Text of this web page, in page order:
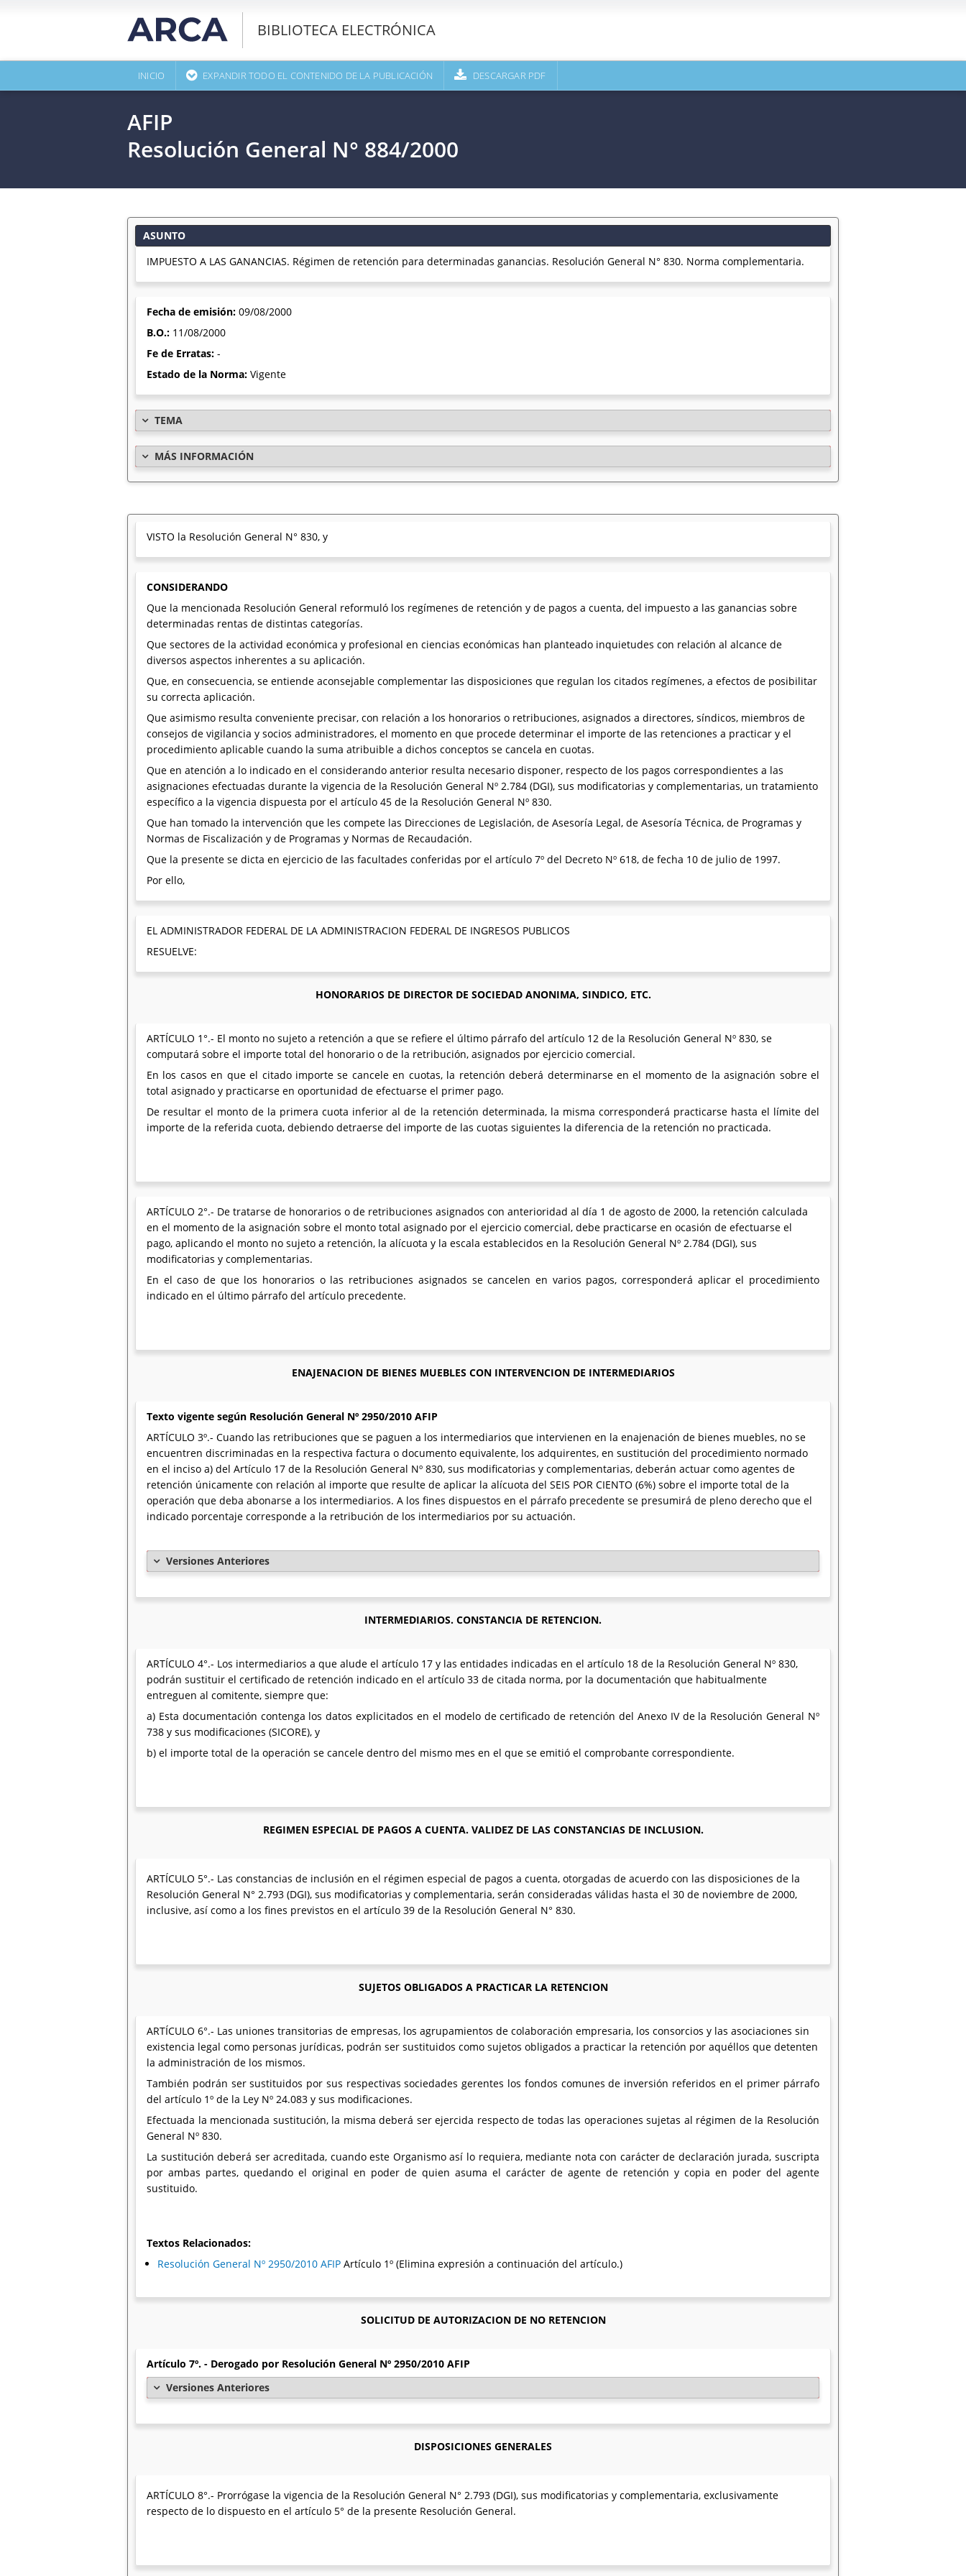
BIBLIOTECA ELECTRÓNICA
INICIO EXPANDIR TODO EL CONTENIDO DE LA PUBLICACIÓN DESCARGAR PDF
AFIP
Resolución General N° 884/2000
ASUNTO
IMPUESTO A LAS GANANCIAS. Régimen de retención para determinadas ganancias. Resolución General N° 830. Norma complementaria.
Fecha de emisión: 09/08/2000
B.O.: 11/08/2000
Fe de Erratas: -
Estado de la Norma: Vigente
TEMA
MÁS INFORMACIÓN
VISTO la Resolución General N° 830, y
CONSIDERANDO
Que la mencionada Resolución General reformuló los regímenes de retención y de pagos a cuenta, del impuesto a las ganancias sobre
determinadas rentas de distintas categorías.
Que sectores de la actividad económica y profesional en ciencias económicas han planteado inquietudes con relación al alcance de
diversos aspectos inherentes a su aplicación.
Que, en consecuencia, se entiende aconsejable complementar las disposiciones que regulan los citados regímenes, a efectos de posibilitar
su correcta aplicación.
Que asimismo resulta conveniente precisar, con relación a los honorarios o retribuciones, asignados a directores, síndicos, miembros de
consejos de vigilancia y socios administradores, el momento en que procede determinar el importe de las retenciones a practicar y el
procedimiento aplicable cuando la suma atribuible a dichos conceptos se cancela en cuotas.
Que en atención a lo indicado en el considerando anterior resulta necesario disponer, respecto de los pagos correspondientes a las
asignaciones efectuadas durante la vigencia de la Resolución General Nº 2.784 (DGI), sus modificatorias y complementarias, un tratamiento
específico a la vigencia dispuesta por el artículo 45 de la Resolución General Nº 830.
Que han tomado la intervención que les compete las Direcciones de Legislación, de Asesoría Legal, de Asesoría Técnica, de Programas y
Normas de Fiscalización y de Programas y Normas de Recaudación.
Que la presente se dicta en ejercicio de las facultades conferidas por el artículo 7º del Decreto Nº 618, de fecha 10 de julio de 1997.
Por ello,
EL ADMINISTRADOR FEDERAL DE LA ADMINISTRACION FEDERAL DE INGRESOS PUBLICOS
RESUELVE:
HONORARIOS DE DIRECTOR DE SOCIEDAD ANONIMA, SINDICO, ETC.
ARTÍCULO 1°.- El monto no sujeto a retención a que se refiere el último párrafo del artículo 12 de la Resolución General Nº 830, se
computará sobre el importe total del honorario o de la retribución, asignados por ejercicio comercial.
En los casos en que el citado importe se cancele en cuotas, la retención deberá determinarse en el momento de la asignación sobre el
total asignado y practicarse en oportunidad de efectuarse el primer pago.
De resultar el monto de la primera cuota inferior al de la retención determinada, la misma corresponderá practicarse hasta el límite del
importe de la referida cuota, debiendo detraerse del importe de las cuotas siguientes la diferencia de la retención no practicada.
ARTÍCULO 2°.- De tratarse de honorarios o de retribuciones asignados con anterioridad al día 1 de agosto de 2000, la retención calculada
en el momento de la asignación sobre el monto total asignado por el ejercicio comercial, debe practicarse en ocasión de efectuarse el
pago, aplicando el monto no sujeto a retención, la alícuota y la escala establecidos en la Resolución General Nº 2.784 (DGI), sus
modificatorias y complementarias.
En el caso de que los honorarios o las retribuciones asignados se cancelen en varios pagos, corresponderá aplicar el procedimiento
indicado en el último párrafo del artículo precedente.
ENAJENACION DE BIENES MUEBLES CON INTERVENCION DE INTERMEDIARIOS
Texto vigente según Resolución General Nº 2950/2010 AFIP
ARTÍCULO 3º.- Cuando las retribuciones que se paguen a los intermediarios que intervienen en la enajenación de bienes muebles, no se
encuentren discriminadas en la respectiva factura o documento equivalente, los adquirentes, en sustitución del procedimiento normado
en el inciso a) del Artículo 17 de la Resolución General Nº 830, sus modificatorias y complementarias, deberán actuar como agentes de
retención únicamente con relación al importe que resulte de aplicar la alícuota del SEIS POR CIENTO (6%) sobre el importe total de la
operación que deba abonarse a los intermediarios. A los fines dispuestos en el párrafo precedente se presumirá de pleno derecho que el
indicado porcentaje corresponde a la retribución de los intermediarios por su actuación.
Versiones Anteriores
INTERMEDIARIOS. CONSTANCIA DE RETENCION.
ARTÍCULO 4°.- Los intermediarios a que alude el artículo 17 y las entidades indicadas en el artículo 18 de la Resolución General Nº 830,
podrán sustituir el certificado de retención indicado en el artículo 33 de citada norma, por la documentación que habitualmente
entreguen al comitente, siempre que:
a) Esta documentación contenga los datos explicitados en el modelo de certificado de retención del Anexo IV de la Resolución General Nº
738 y sus modificaciones (SICORE), y
b) el importe total de la operación se cancele dentro del mismo mes en el que se emitió el comprobante correspondiente.
REGIMEN ESPECIAL DE PAGOS A CUENTA. VALIDEZ DE LAS CONSTANCIAS DE INCLUSION.
ARTÍCULO 5°.- Las constancias de inclusión en el régimen especial de pagos a cuenta, otorgadas de acuerdo con las disposiciones de la
Resolución General N° 2.793 (DGI), sus modificatorias y complementaria, serán consideradas válidas hasta el 30 de noviembre de 2000,
inclusive, así como a los fines previstos en el artículo 39 de la Resolución General N° 830.
SUJETOS OBLIGADOS A PRACTICAR LA RETENCION
ARTÍCULO 6°.- Las uniones transitorias de empresas, los agrupamientos de colaboración empresaria, los consorcios y las asociaciones sin
existencia legal como personas jurídicas, podrán ser sustituidos como sujetos obligados a practicar la retención por aquéllos que detenten
la administración de los mismos.
También podrán ser sustituidos por sus respectivas sociedades gerentes los fondos comunes de inversión referidos en el primer párrafo
del artículo 1º de la Ley Nº 24.083 y sus modificaciones.
Efectuada la mencionada sustitución, la misma deberá ser ejercida respecto de todas las operaciones sujetas al régimen de la Resolución
General Nº 830.
La sustitución deberá ser acreditada, cuando este Organismo así lo requiera, mediante nota con carácter de declaración jurada, suscripta
por ambas partes, quedando el original en poder de quien asuma el carácter de agente de retención y copia en poder del agente
sustituido.
Textos Relacionados:
Resolución General Nº 2950/2010 AFIP Artículo 1º (Elimina expresión a continuación del artículo.)
SOLICITUD DE AUTORIZACION DE NO RETENCION
Artículo 7º. - Derogado por Resolución General Nº 2950/2010 AFIP
Versiones Anteriores
DISPOSICIONES GENERALES
ARTÍCULO 8°.- Prorrógase la vigencia de la Resolución General N° 2.793 (DGI), sus modificatorias y complementaria, exclusivamente
respecto de lo dispuesto en el artículo 5° de la presente Resolución General.